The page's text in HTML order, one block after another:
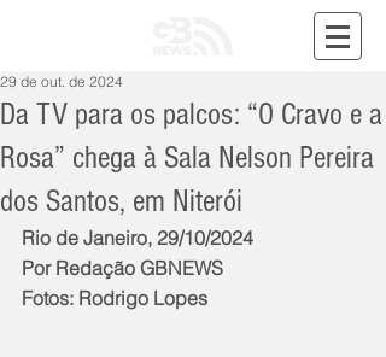
Da TV para os palcos: “O Cravo e a
Rosa” chega à Sala Nelson Pereira
dos Santos, em Niterói
29 de out. de 2024
Rio de Janeiro, 29/10/2024
Por Redação GBNEWS
Fotos: Rodrigo Lopes